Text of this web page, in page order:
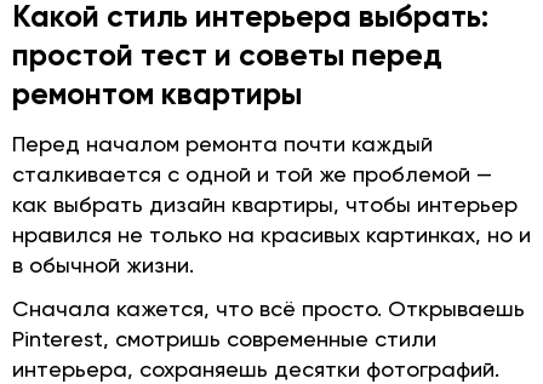
Какой стиль интерьера выбрать:
простой тест и советы перед
ремонтом квартиры
Перед началом ремонта почти каждый
сталкивается с одной и той же проблемой —
как выбрать дизайн квартиры, чтобы интерьер
нравился не только на красивых картинках, но и
в обычной жизни.
Сначала кажется, что всё просто. Открываешь
Pinterest, смотришь современные стили
интерьера, сохраняешь десятки фотографий.